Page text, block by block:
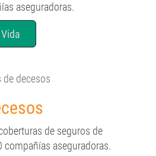
aseguradoras.
de seguros de
compañías aseguradoras.